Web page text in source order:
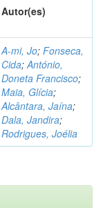
Autor(es)
A-mi, Jo; Fonseca,
Cida;António,
Doneta Francisco;
Maia, Glícia;
Alcântara, Jaína;
Dala, Jandira;
Rodrigues, Joélia